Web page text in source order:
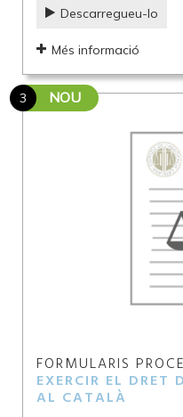
Descarregueu-lo
Més informació
3 NOU
FORMULARIS
EXERCIR EL
AL CATALÀ